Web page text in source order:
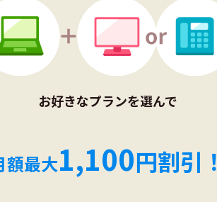
お好きなプランを選んで
額最大1,100円割引！